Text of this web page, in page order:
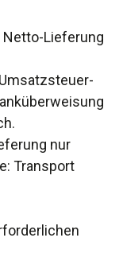
Netto-Lieferung
nur
Transport